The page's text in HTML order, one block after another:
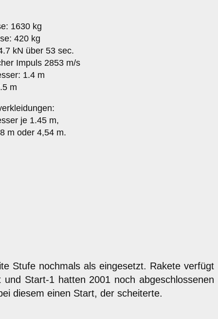
1630 kg
420 kg
kN über 53 sec.
Impuls 2853 m/s
1.4 m
m
je 1.45 m,
m oder 4,54 m.
Stufe nochmals als eingesetzt. Rakete verfügt
und Start-1 hatten 2001 noch abgeschlossenen
diesem einen Start, der scheiterte.